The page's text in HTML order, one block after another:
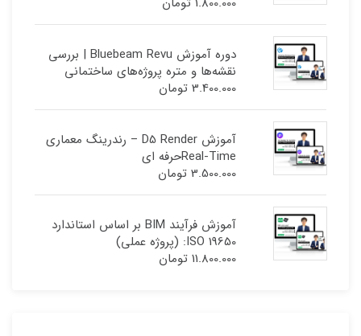
دوره آموزش Bluebeam Revu | بررسی
نقشه‌ها و متره پروژه‌های ساختمانی
3.400.000 تومان
آموزش D5 Render – رندرینگ معماری
Real-Timeحرفه ای
3.500.000 تومان
آموزش فرآیند BIM بر اساس استاندارد
ISO 19650: (پروژه عملی)
11.800.000 تومان